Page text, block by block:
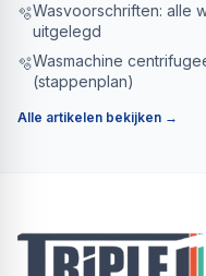
🫧Wasvoorschriften: alle
uitgelegd
🫧Wasmachine
(stappenplan)
Alle artikelen bekijken →